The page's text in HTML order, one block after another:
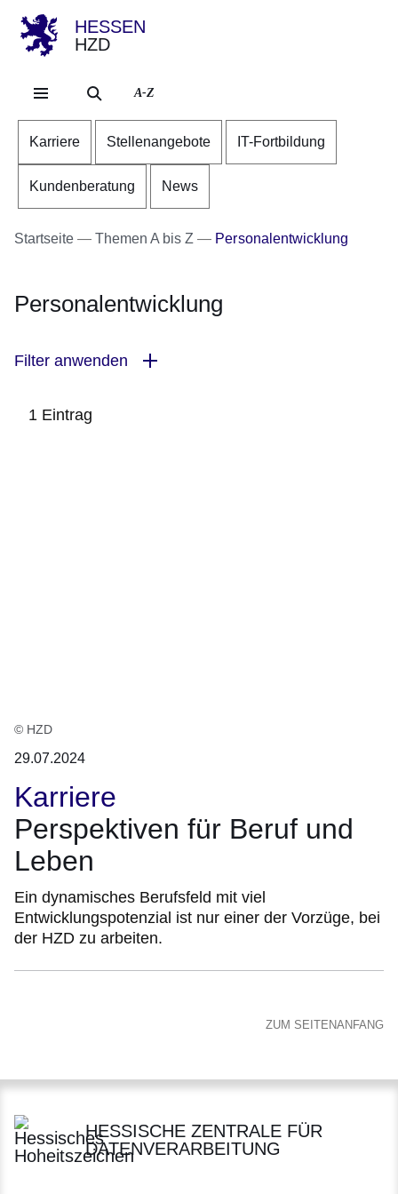
HESSEN
HZD
A-Z
Karriere Stellenangebote IT-Fortbildung
Kundenberatung News
Startseite Themen A bis Z Personalentwicklung
Personalentwicklung
Filter anwenden
1 Eintrag
© HZD
29.07.2024
Karriere
Perspektiven für Beruf und
Leben
Ein dynamisches Berufsfeld mit viel
Entwicklungspotenzial ist nur einer der Vorzüge, bei
der HZD zu arbeiten.
ZUM SEITENANFANG
HESSISCHE ZENTRALE FÜR
DATENVERARBEITUNG